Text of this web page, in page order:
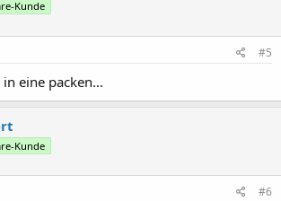
Kunde
#5
eine packen...
Kunde
#6